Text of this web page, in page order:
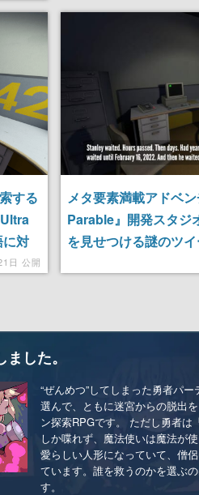
する
対
素も
日 公開
メタ要素満載アドベ
Parable』開発スタジ
を見せつける謎のツ
う。投稿の真偽をめ
した。
“ぜんめつ”してしまった勇者パ
選んで、ともに迷宮からの脱出
ン探索RPGです。 ただし勇者は
しか喋れず、魔法使いは魔法が
愛らしい人形になっていて、僧
ています。誰を救うのかを選ぶ
す。